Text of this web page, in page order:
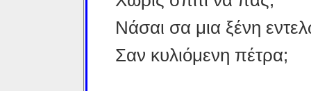
Νάσαι σα μια ξένη
Σαν κυλιόμενη πέτρα;